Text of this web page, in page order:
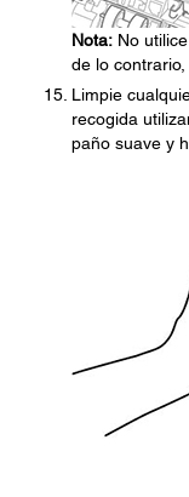
Nota: No
de lo
Limpie
recogida
paño suave y